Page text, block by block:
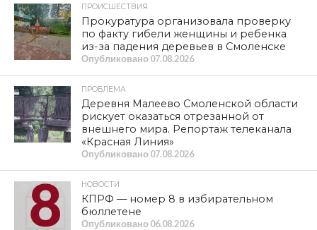
ПРОИСШЕСТВИЯ
Прокуратура организовала проверку
по факту гибели женщины и ребенка
из-за падения деревьев в Смоленске
Опубликовано 07.08.2026
ПРОБЛЕМА
Деревня Малеево Смоленской области
рискует оказаться отрезанной от
внешнего мира. Репортаж телеканала
«Красная Линия»
Опубликовано 07.08.2026
НОВОСТИ
КПРФ — номер 8 в избирательном
бюллетене
Опубликовано 06.08.2026